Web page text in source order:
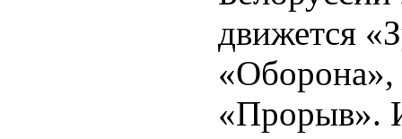
движется
«Прорыв».